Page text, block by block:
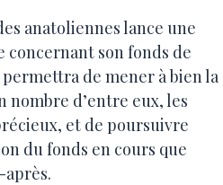
anatoliennes lance une
concernant son fonds de
de mener à bien la
nombre d’entre eux, les
et de poursuivre
du fonds en cours que